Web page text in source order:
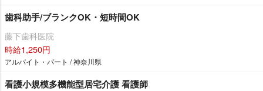
歯科助手/ブランクOK・短時間OK
藤下歯科医院
時給1,250円
アルバイト・パート / 神奈川県
看護小規模多機能型居宅介護 看護師